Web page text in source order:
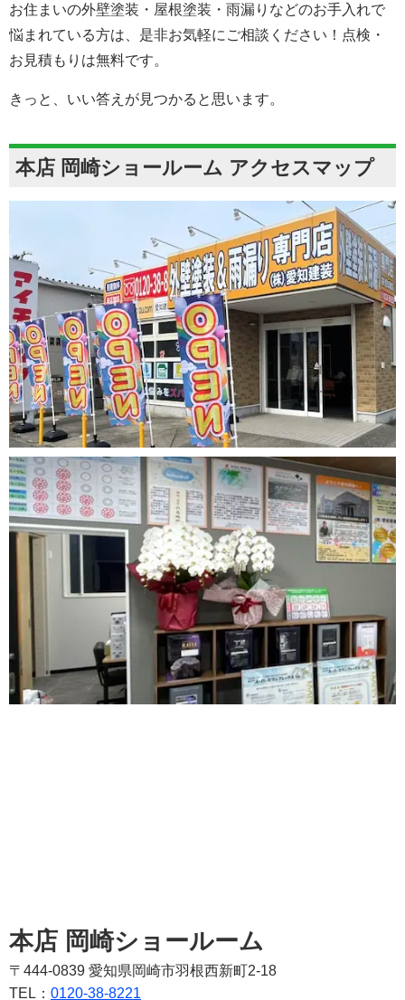
お住まいの外壁塗装・屋根塗装・雨漏りなどのお手入れで
悩まれている方は、是非お気軽にご相談ください！点検・
お見積もりは無料です。
きっと、いい答えが見つかると思います。
本店 岡崎ショールーム アクセスマップ
本店 岡崎ショールーム
〒444-0839 愛知県岡崎市羽根西新町2-18
TEL： 0120-38-8221